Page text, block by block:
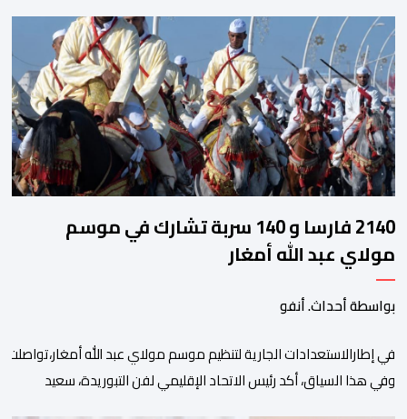
2140 فارسا و 140 سربة تشارك في موسم
مولاي عبد الله أمغار
بواسطة أحداث. أنفو
في إطارالاستعدادات الجارية لتنظيم موسم مولاي عبد الله
وفي هذا السياق، أكد رئيس الاتحاد الإقليمي لفن التبوريدة، سعيد